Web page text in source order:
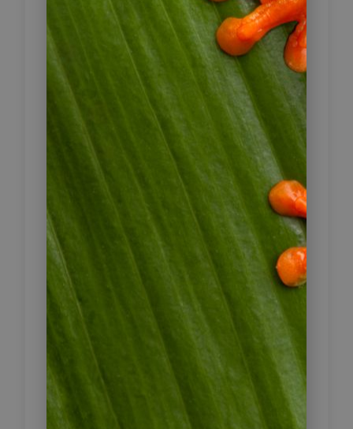
Dorf Bastimentos. Die Insel ist das,
was man sich unter einer kaum
bewohnten Karibikinsel vorstellt,
umgeben von Natur und guter Luft.
Die Isla Bastimentos besteht fast nur
aus Dschungel, es gibt keine Straßen
oder Landebahnen, aus diesem
Grund kann die Insel auch nur mit
dem Boot angefahren werden. Die
Einwohner der Insel sind vorwiegend
einheimische Indios, die wir
besuchen. Anschließend Wanderung
auf einem Dschungelpfad zur
anderen Inselseite, Wizard. Die
Wanderung ist sehr abenteuerlich
und man hört unterwegs die Affen
brüllen, die Vögel singen und am
Schluss das Meer rauschen. Sie
erreichen am Ende den bekannten